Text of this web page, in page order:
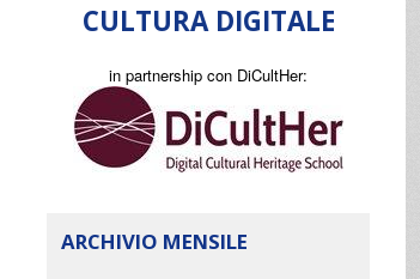
CULTURA DIGITALE
in partnership con DiCultHer:
ARCHIVIO MENSILE